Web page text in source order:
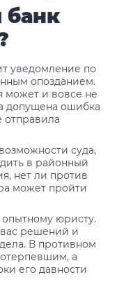
банк
уведомление по
опозданием.
может и вовсе не
допущена ошибка
отправила
суда,
в районный
нет ли против
может пройти
юристу.
решений и
В противном
а
его давности